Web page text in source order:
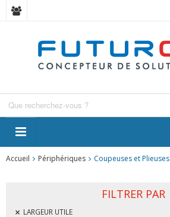
Accueil Périphériques Coupeuses et Plieuses
FILTRER PAR
LARGEUR UTILE
Panneau de gestion des cookies